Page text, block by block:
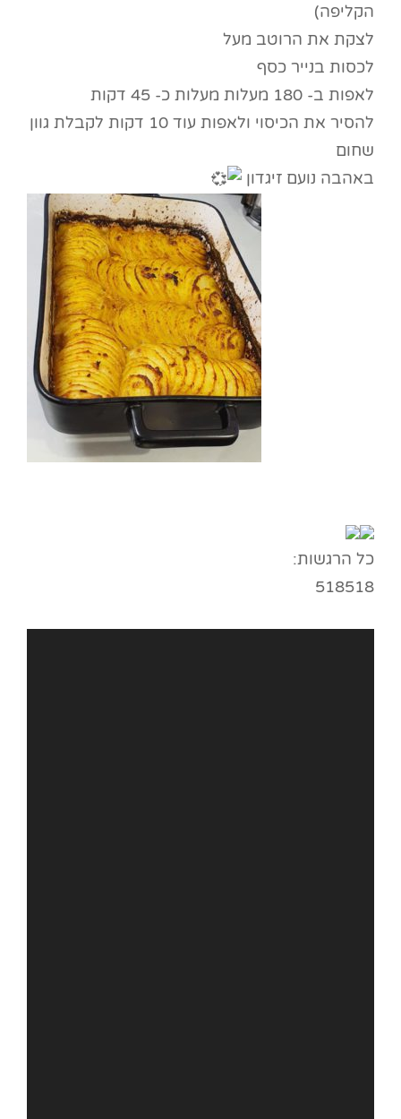
הקליפה)
לצקת את הרוטב מעל
לכסות בנייר כסף
לאפות ב- 180 מעלות מעלות כ- 45 דקות
להסיר את הכיסוי ולאפות עוד 10 דקות לקבלת גוון
שחום
באהבה נועם זיגדון
כל הרגשות:
518518